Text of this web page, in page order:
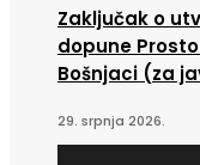
Zaključak o
dopune
Bošnjaci (za
29. srpnja 2026.